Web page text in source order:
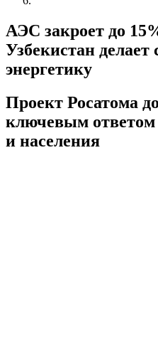
АЭС закроет до
Узбекистан
энергетику
Проект Росатома
ключевым ответом
и населения